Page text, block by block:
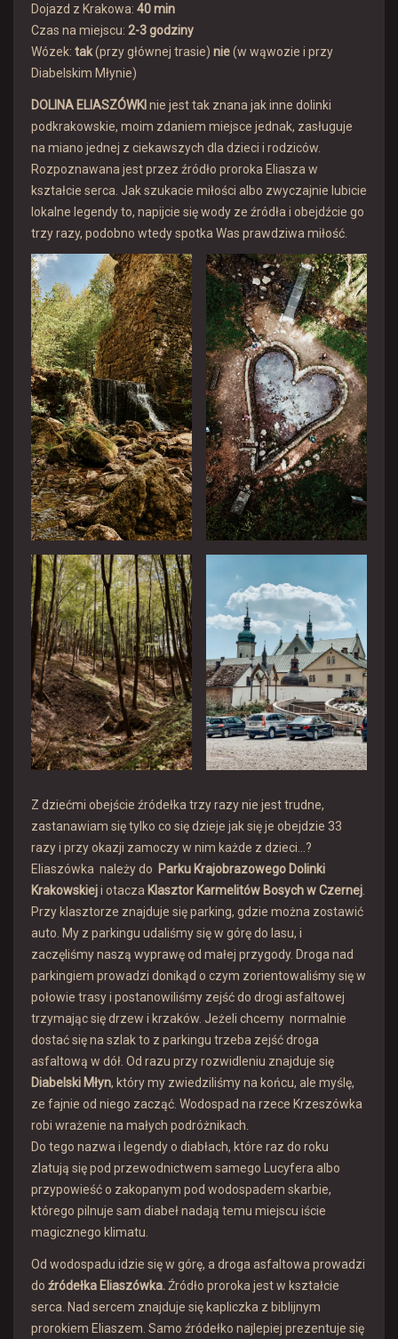
Dojazd z Krakowa: 40 min
Czas na miejscu: 2-3 godziny
Wózek: tak(przy głównej trasie) nie(w wąwozie i przy
Diabelskim Młynie)
DOLINA ELIASZÓWKInie jest tak znana jak inne dolinki
podkrakowskie, moim zdaniem miejsce jednak, zasługuje
na miano jednej z ciekawszych dla dzieci i rodziców.
Rozpoznawana jest przez źródło proroka Eliasza w
kształcie serca. Jak szukacie miłości albo zwyczajnie lubicie
lokalne legendy to, napijcie się wody ze źródła i obejdźcie go
trzy razy, podobno wtedy spotka Was prawdziwa miłość.
Z dziećmi obejście źródełka trzy razy nie jest trudne,
zastanawiam się tylko co się dzieje jak się je obejdzie 33
razy i przy okazji zamoczy w nim każde z dzieci…?
Eliaszówka należy do Parku Krajobrazowego Dolinki
Krakowskieji otacza Klasztor Karmelitów Bosych w Czernej.
Przy klasztorze znajduje się parking, gdzie można zostawić
auto. My z parkingu udaliśmy się w górę do lasu, i
zaczęliśmy naszą wyprawę od małej przygody. Droga nad
parkingiem prowadzi donikąd o czym zorientowaliśmy się w
połowie trasy i postanowiliśmy zejść do drogi asfaltowej
trzymając się drzew i krzaków. Jeżeli chcemy normalnie
dostać się na szlak to z parkingu trzeba zejść droga
asfaltową w dół. Od razu przy rozwidleniu znajduje się
Diabelski Młyn, który my zwiedziliśmy na końcu, ale myślę,
ze fajnie od niego zacząć. Wodospad na rzece Krzeszówka
robi wrażenie na małych podróżnikach.
Do tego nazwa i legendy o diabłach, które raz do roku
zlatują się pod przewodnictwem samego Lucyfera albo
przypowieść o zakopanym pod wodospadem skarbie,
którego pilnuje sam diabeł nadają temu miejscu iście
magicznego klimatu.
Od wodospadu idzie się w górę, a droga asfaltowa prowadzi
do źródełka Eliaszówka.Źródło proroka jest w kształcie
serca. Nad sercem znajduje się kapliczka z biblijnym
prorokiem Eliaszem. Samo źródełko najlepiej prezentuje się